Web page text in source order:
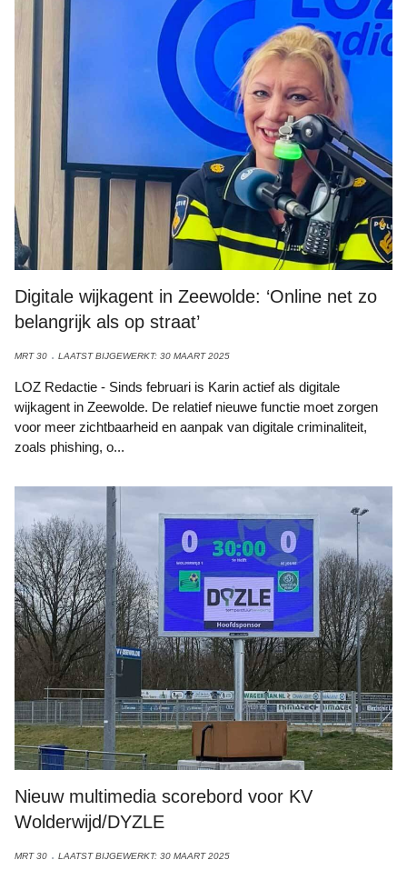
Digitale wijkagent in Zeewolde: ‘Online net zo
belangrijk als op straat’
MRT 30 LAATST BIJGEWERKT: 30 MAART 2025
LOZ Redactie - Sinds februari is Karin actief als digitale
wijkagent in Zeewolde. De relatief nieuwe functie moet zorgen
voor meer zichtbaarheid en aanpak van digitale criminaliteit,
zoals phishing, o...
Nieuw multimedia scorebord voor KV
Wolderwijd/DYZLE
MRT 30 LAATST BIJGEWERKT: 30 MAART 2025